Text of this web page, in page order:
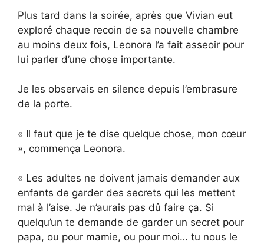
Plus tard dans la soirée, après que Vivian eut
exploré chaque recoin de sa nouvelle chambre
au moins deux fois, Leonora l’a fait asseoir pour
lui parler d’une chose importante.
Je les observais en silence depuis l’embrasure
de la porte.
« Il faut que je te dise quelque chose, mon cœur
», commença Leonora.
« Les adultes ne doivent jamais demander aux
enfants de garder des secrets qui les mettent
mal à l’aise. Je n’aurais pas dû faire ça. Si
quelqu’un te demande de garder un secret pour
papa, ou pour mamie, ou pour moi… tu nous le